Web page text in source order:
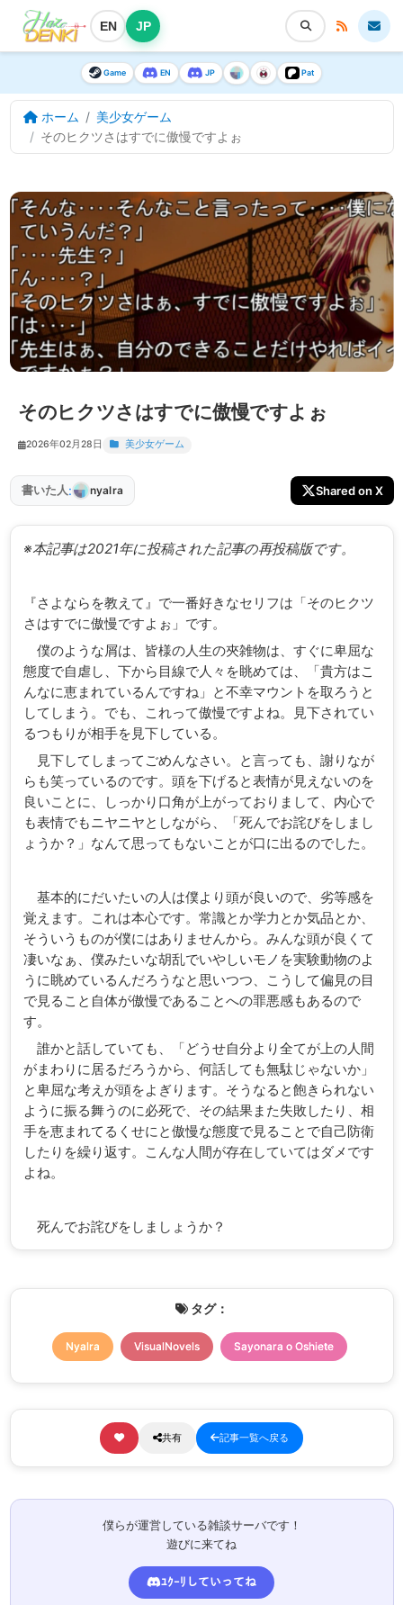
EN JP
Game EN JP Pat
ホーム
美少女ゲーム
そのヒクツさはすでに傲慢ですよぉ
そのヒクツさはすでに傲慢ですよぉ
2026年02月28日 美少女ゲーム
書いた人 : nyalra Shared on X
※本記事は2021年に投稿された記事の再投稿版です。
『さよならを教えて』で一番好きなセリフは「そのヒクツ
さはすでに傲慢ですよぉ」です。
僕のような屑は、皆様の人生の夾雑物は、すぐに卑屈な
態度で自虐し、下から目線で人々を眺めては、「貴方はこ
んなに恵まれているんですね」と不幸マウントを取ろうと
してしまう。でも、これって傲慢ですよね。見下されてい
るつもりが相手を見下している。
見下してしまってごめんなさい。と言っても、謝りなが
らも笑っているのです。頭を下げると表情が見えないのを
良いことに、しっかり口角が上がっておりまして、内心で
も表情でもニヤニヤとしながら、「死んでお詫びをしまし
ょうか？」なんて思ってもないことが口に出るのでした。
基本的にだいたいの人は僕より頭が良いので、劣等感を
覚えます。これは本心です。常識とか学力とか気品とか、
そういうものが僕にはありませんから。みんな頭が良くて
凄いなぁ、僕みたいな胡乱でいやしいモノを実験動物のよ
うに眺めているんだろうなと思いつつ、こうして偏見の目
で見ること自体が傲慢であることへの罪悪感もあるので
す。
誰かと話していても、「どうせ自分より全てが上の人間
がまわりに居るだろうから、何話しても無駄じゃないか」
と卑屈な考えが頭をよぎります。そうなると飽きられない
ように振る舞うのに必死で、その結果また失敗したり、相
手を恵まれてるくせにと傲慢な態度で見ることで自己防衛
したりを繰り返す。こんな人間が存在していてはダメです
よね。
死んでお詫びをしましょうか？
タグ：
Nyalra VisualNovels Sayonara o Oshiete
共有 記事一覧へ戻る
僕らが運営している雑談サーバです！
遊びに来てね
ﾕｸｰﾘしていってね